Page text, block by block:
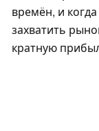
времён, и
захватить
кратную